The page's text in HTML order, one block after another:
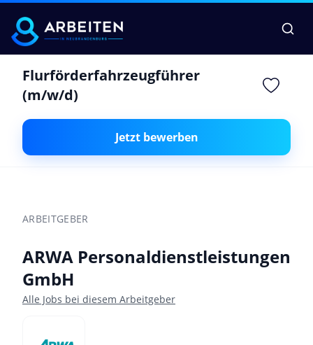
Flurförderfahrzeugführer
(m/w/d)
Jetzt bewerben
ARBEITGEBER
ARWA Personaldienstleistungen
GmbH
Alle Jobs bei diesem Arbeitgeber